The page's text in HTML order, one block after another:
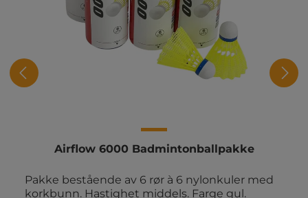
Airflow 6000 Badmintonballpakke
Pakke bestående av 6 rør à 6 nylonkuler med
korkbunn. Hastighet middels. Farge gul.